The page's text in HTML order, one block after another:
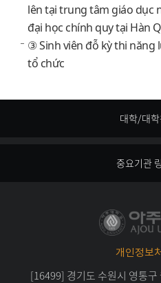
lên tại trung tâm giáo dục
đại học chính quy tại Hàn
③ Sinh viên đỗ kỳ thi
tổ chức
대학/대
중요기관
개인정보
[16499] 경기도 수원시 영통